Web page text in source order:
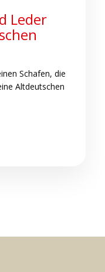
Leder
Schafen, die
Altdeutschen